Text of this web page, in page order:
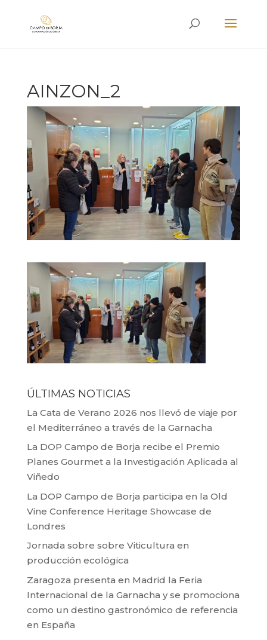
AINZON_2
ÚLTIMAS NOTICIAS
La Cata de Verano 2026 nos llevó de viaje por
el Mediterráneo a través de la Garnacha
La DOP Campo de Borja recibe el Premio
Planes Gourmet a la Investigación Aplicada al
Viñedo
La DOP Campo de Borja participa en la Old
Vine Conference Heritage Showcase de
Londres
Jornada sobre sobre Viticultura en
producción ecológica
Zaragoza presenta en Madrid la Feria
Internacional de la Garnacha y se promociona
como un destino gastronómico de referencia
en España